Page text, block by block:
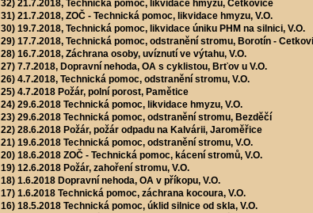
32) 21.7.2018, Technická pomoc, likvidace hmyzu, Cetkovice
31) 21.7.2018, ZOČ - Technická pomoc, likvidace hmyzu, V.O.
30) 19.7.2018, Technická pomoc, likvidace úniku PHM na silnici, V.O.
29) 17.7.2018, Technická pomoc, odstranění stromu, Borotín -
28) 16.7.2018, Záchrana osoby, uvíznutí ve výtahu, V.O.
27) 7.7.2018, Dopravní nehoda, OA s cyklistou, Brťov u V.O.
26) 4.7.2018, Technická pomoc, odstranění stromu, V.O.
25) 4.7.2018 Požár, polní porost, Pamětice
24) 29.6.2018 Technická pomoc, likvidace hmyzu, V.O.
23) 29.6.2018 Technická pomoc, odstranění stromu, Bezděčí
22) 28.6.2018 Požár, požár odpadu na Kalvárii, Jaroměřice
21) 19.6.2018 Technická pomoc, odstranění stromu, V.O.
20) 18.6.2018 ZOČ - Technická pomoc, kácení stromů, V.O.
19) 12.6.2018 Požár, zahoření stromu, V.O.
18) 1.6.2018 Dopravní nehoda, OA v příkopu, V.O.
17) 1.6.2018 Technická pomoc, záchrana kocoura, V.O.
16) 18.5.2018 Technická pomoc, úklid silnice od skla, V.O.